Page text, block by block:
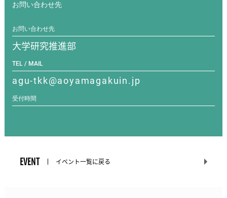
お問い合わせ先
お問い合わせ先
大学研究推進部
TEL / MAIL
agu-tkk@aoyamagakuin.jp
受付時間
EVENT イベント一覧に戻る